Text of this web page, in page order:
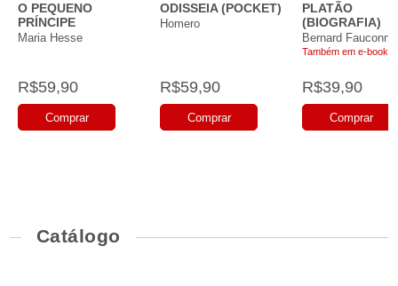
O PEQUENO
PRÍNCIPE
Maria Hesse
R$59,90
Comprar
ODISSEIA (POCKET)
Homero
R$59,90
Comprar
PLATÃO
(BIOGRAFIA)
Bernard
Também em e-book
R$39,90
Comprar
Catálogo